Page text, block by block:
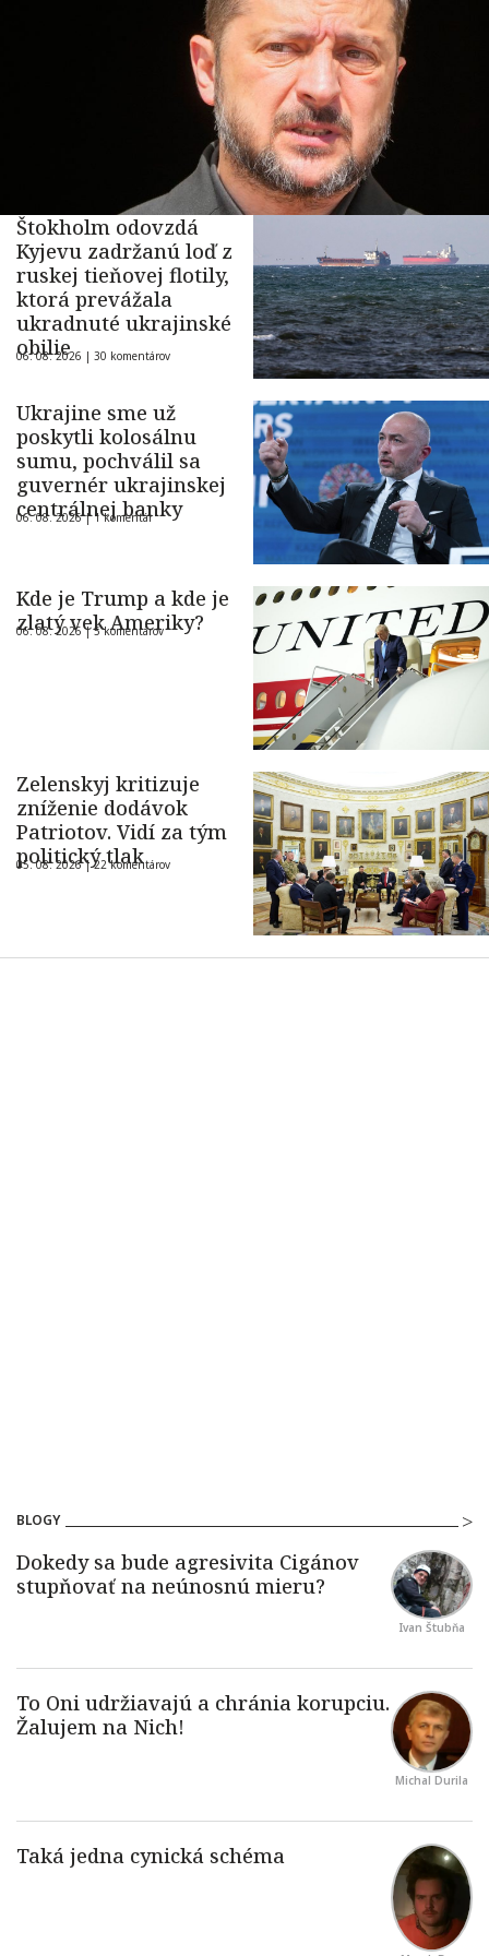
Štokholm odovzdá
Kyjevu zadržanú loď z
ruskej tieňovej flotily,
ktorá prevážala
ukradnuté ukrajinské
obilie
06. 08. 2026 | 30 komentárov
Ukrajine sme už
poskytli kolosálnu
sumu, pochválil sa
guvernér ukrajinskej
centrálnej banky
06. 08. 2026 |1 komentár
Kde je Trump a kde je
zlatý vek Ameriky?
06. 08. 2026 |5 komentárov
Zelenskyj kritizuje
zníženie dodávok
Patriotov. Vidí za tým
politický tlak
05. 08. 2026 |22 komentárov
BLOGY
Ivan Štubňa
Michal Durila